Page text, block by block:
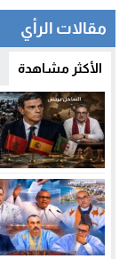
مقالات الرأي
الأكثر مشاهدة